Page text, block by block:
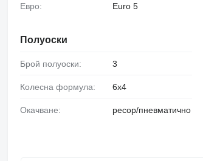
Евро: Euro 5
Полуоски
Брой полуоски: 3
Колесна формула: 6x4
Окачване: ресор/пневматично